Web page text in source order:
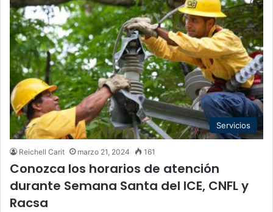
Servicios
Reichell Carit marzo 21, 2024 161
Conozca los horarios de atención
durante Semana Santa del ICE, CNFL y
Racsa